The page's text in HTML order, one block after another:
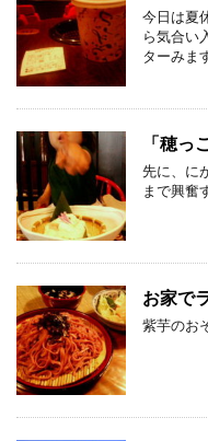
今日は夏
ら気合い
ターみま
「穂っ
先に、に
まで興奮
お家で
紫芋のお